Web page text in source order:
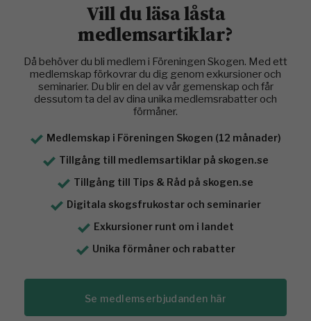
Vill du läsa låsta
medlemsartiklar?
Då behöver du bli medlem i Föreningen Skogen. Med ett
medlemskap förkovrar du dig genom exkursioner och
seminarier. Du blir en del av vår gemenskap och får
dessutom ta del av dina unika medlemsrabatter och
förmåner.
Medlemskap i Föreningen Skogen (12 månader)
Tillgång till medlemsartiklar på skogen.se
Tillgång till Tips & Råd på skogen.se
Digitala skogsfrukostar och seminarier
Exkursioner runt om i landet
Unika förmåner och rabatter
Se medlemserbjudanden här